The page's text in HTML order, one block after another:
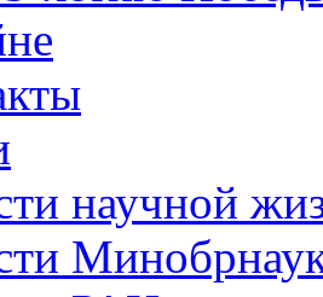
научной